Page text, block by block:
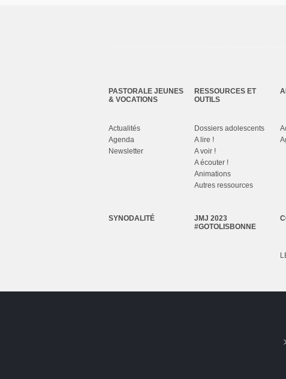
PASTORALE JEUNES
& VOCATIONS
Actualités
Agenda
Newsletter
RESSOURCES ET
OUTILS
Dossiers adolescents
A lire !
A voir !
A écouter !
Animations
Autres ressources
SYNODALITÉ
JMJ 2023
#GOTOLISBONNE